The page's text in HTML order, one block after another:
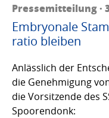
Pressemitteilung ·
Embryonale
ratio bleiben
Anlässlich der
die Genehmigung
die Vorsitzende des
Spoorendonk: